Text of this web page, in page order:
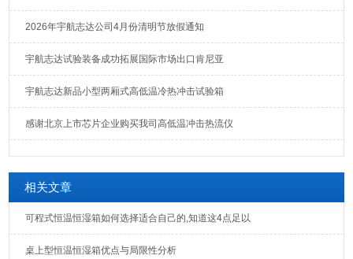
2026年宇航志达公司4月份清明节放假通知
宇航志达试验装备成功拓展国际市场出口肯尼亚
宇航志达新品小型两厢式高低温冷热冲击试验箱
感谢北京上市芯片企业购买我司高低温冲击热流仪
相关文章
可程式恒温恒湿箱如何选择适合自己的,知道这4点足以
桌上型恒温恒湿箱优点与局限性分析